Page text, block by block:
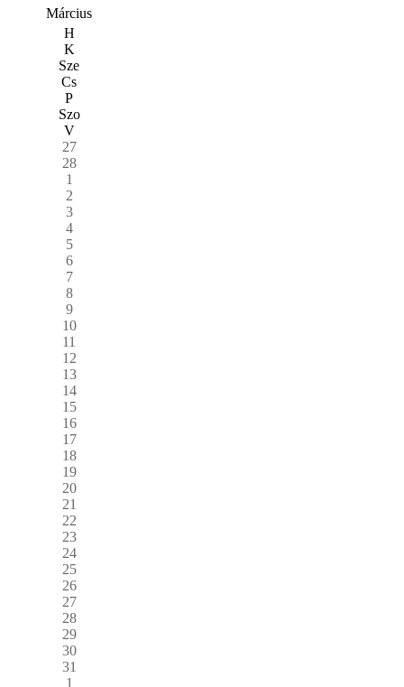
Március
H
K
Sze
Cs
P
Szo
V
27
28
1
2
3
4
5
6
7
8
9
10
11
12
13
14
15
16
17
18
19
20
21
22
23
24
25
26
27
28
29
30
31
1